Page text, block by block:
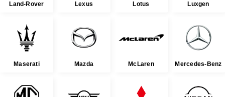
Land-Rover Lexus Lotus Luxgen
Maserati Mazda McLaren Mercedes-Benz